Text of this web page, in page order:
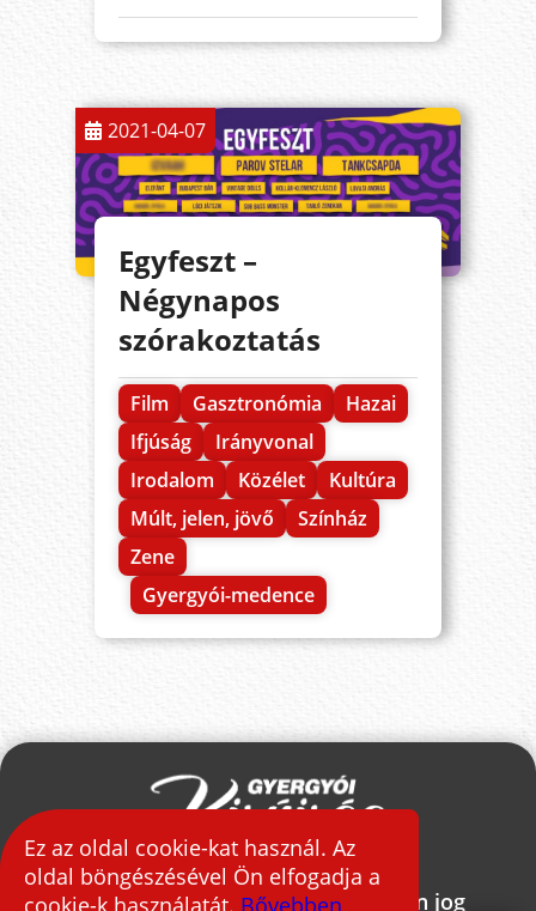
2021-04-07
Egyfeszt –
Négynapos
szórakoztatás
Film Gasztronómia
Hazai
Ifjúság
Irányvonal
Irodalom
Közélet
Kultúra
Múlt, jelen, jövő
Színház
Zene
Gyergyói-medence
2026 © Gyergyói Kisújság - Minden jog
Ez az oldal cookie-kat használ. Az
oldal böngészésével Ön elfogadja a
cookie-k használatát. Bővebben